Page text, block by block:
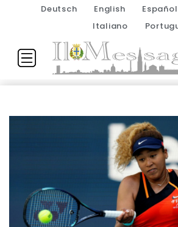
Deutsch English Español
Italiano